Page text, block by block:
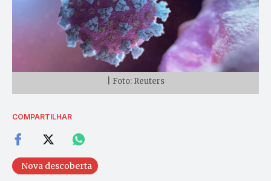
| Foto: Reuters
COMPARTILHAR
Nova descoberta